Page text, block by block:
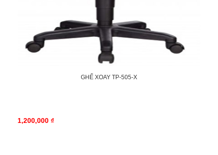
GHẾ XOAY TP-505-X
1,200,000 ₫